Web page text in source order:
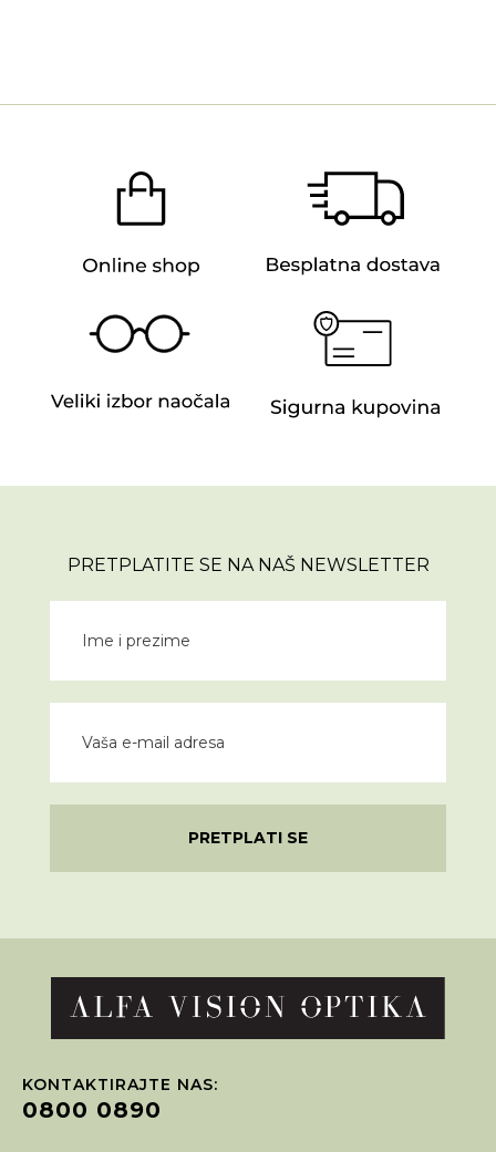
PRETPLATITE SE NA NAŠ NEWSLETTER
PRETPLATI SE
KONTAKTIRAJTE NAS:
0800 0890